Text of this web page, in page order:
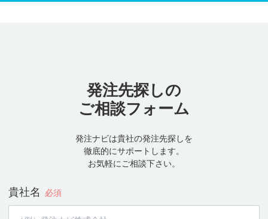
発注先探しの
ご相談フォーム
発注ナビは貴社の発注先探しを
徹底的にサポートします。
お気軽にご相談下さい。
貴社名 必須